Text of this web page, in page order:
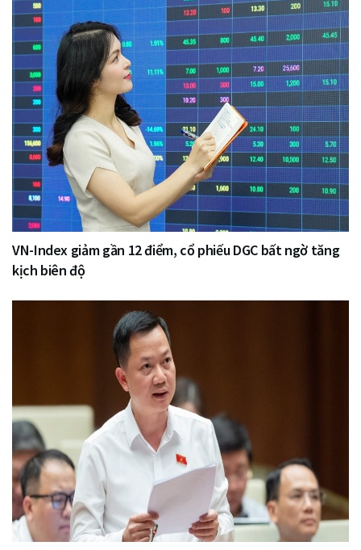
VN-Index giảm gần 12 điểm, cổ phiếu DGC bất ngờ tăng
kịch biên độ